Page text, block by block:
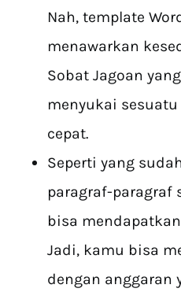
Nah, template
menawarkan
Sobat Jagoan
menyukai
cepat.
Seperti yang
paragraf-paragraf
bisa
Jadi, kamu bisa
dengan anggaran